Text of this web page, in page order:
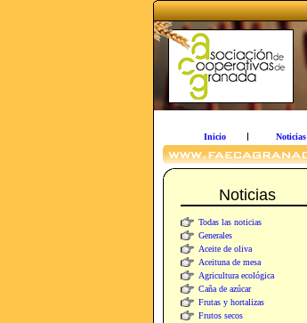
Inicio Noticias
Noticias
Todas las noticias
Generales
Aceite de oliva
Aceituna de mesa
Agricultura ecológica
Caña de azúcar
Frutas y hortalizas
Frutos secos